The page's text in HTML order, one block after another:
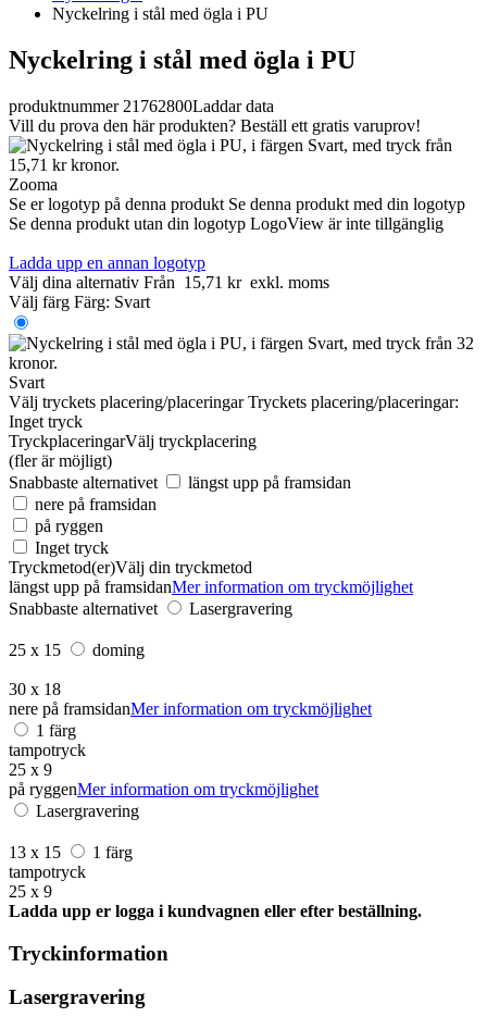
Nyckelring i stål med ögla i PU
Nyckelring i stål med ögla i PU
produktnummer 21762800Laddar data
Vill du prova den här produkten? Beställ ett gratis varuprov!
Zooma
Se er logotyp på denna produkt Se denna produkt med din logotyp
Se denna produkt utan din logotyp LogoView är inte tillgänglig
Ladda upp en annan logotyp
Välj dina alternativ Från 15,71 kr exkl. moms
Välj färg Färg: Svart
Svart
Välj tryckets placering/placeringar Tryckets placering/placeringar:
Inget tryck
TryckplaceringarVälj tryckplacering
(fler är möjligt)
Snabbaste alternativet
längst upp på framsidan
nere på framsidan
på ryggen
Inget tryck
Tryckmetod(er)Välj din tryckmetod
längst upp på framsidanMer information om tryckmöjlighet
Snabbaste alternativet
Lasergravering
25 x 15 doming
30 x 18
nere på framsidanMer information om tryckmöjlighet
1 färg
tampotryck
25 x 9
på ryggenMer information om tryckmöjlighet
Lasergravering
13 x 15
1 färg
tampotryck
25 x 9
Ladda upp er logga i kundvagnen eller efter beställning.
Tryckinformation
Lasergravering